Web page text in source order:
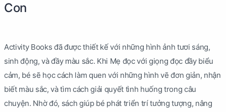
Con
Activity Books đã được thiết kế với những hình ảnh tươi sáng,
sinh động, và đầy màu sắc. Khi Mẹ đọc với giọng đọc đầy biểu
cảm, bé sẽ học cách làm quen với những hình vẽ đơn giản, nhận
biết màu sắc, và tìm cách giải quyết tình huống trong câu
chuyện. Nhờ đó, sách giúp bé phát triển trí tưởng tượng, nâng